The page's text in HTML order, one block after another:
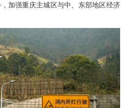
加强重庆主城区与中、东部地区经济